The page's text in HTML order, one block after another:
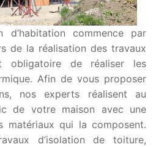
d’habitation commence par
de la réalisation des travaux
obligatoire de réaliser les
Afin de vous proposer
nos experts réalisent au
de votre maison avec une
matériaux qui la composent.
d’isolation de toiture,